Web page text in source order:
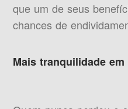
que um de seus
chances de
Mais tranquilidade